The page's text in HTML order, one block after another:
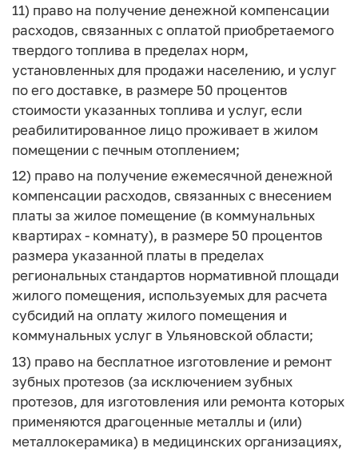
11) право на получение денежной компенсации
расходов, связанных с оплатой приобретаемого
твердого топлива в пределах норм,
установленных для продажи населению, и услуг
по его доставке, в размере 50 процентов
стоимости указанных топлива и услуг, если
реабилитированное лицо проживает в жилом
помещении с печным отоплением;
12) право на получение ежемесячной денежной
компенсации расходов, связанных с внесением
платы за жилое помещение (в коммунальных
квартирах - комнату), в размере 50 процентов
размера указанной платы в пределах
региональных стандартов нормативной площади
жилого помещения, используемых для расчета
субсидий на оплату жилого помещения и
коммунальных услуг в Ульяновской области;
13) право на бесплатное изготовление и ремонт
зубных протезов (за исключением зубных
протезов, для изготовления или ремонта которых
применяются драгоценные металлы и (или)
металлокерамика) в медицинских организациях,